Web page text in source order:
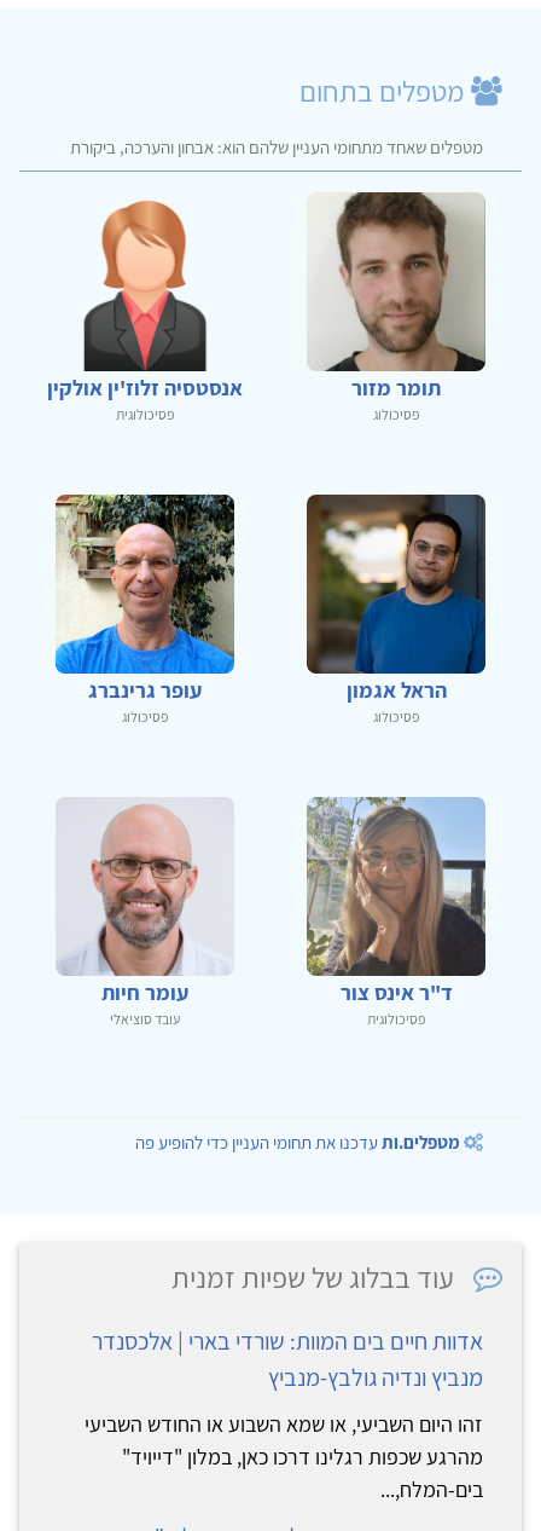
מטפלים בתחום
מטפלים שאחד מתחומי העניין שלהם הוא: אבחון והערכה, ביקורת
תומר מזור
פסיכולוג
אנסטסיה זלוז'ין אולקין
פסיכולוגית
הראל אגמון
פסיכולוג
עופר גרינברג
פסיכולוג
ד"ר אינס צור
פסיכולוגית
עומר חיות
עובד סוציאלי
מטפלים.ותעדכנו את תחומי העניין כדי להופיע פה
עוד בבלוג של שפיות זמנית
אדוות חיים בים המוות: שורדי בארי | אלכסנדר
מנביץ ונדיה גולבץ-מנביץ
זהו היום השביעי, או שמא השבוע או החודש השביעי
מהרגע שכפות רגלינו דרכו כאן, במלון "דייויד"
בים-המלח,...